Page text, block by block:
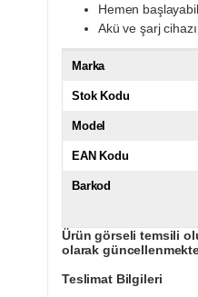
Hemen
Akü ve şarj
Marka
Stok Kodu
Model
EAN Kodu
Barkod
Ürün görseli temsili
olarak
Teslimat Bilgileri